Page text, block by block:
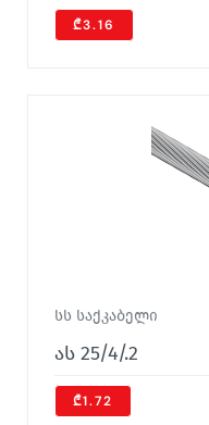
₾3.16
სს საქკაბელი
ას 25/4/.2
₾1.72